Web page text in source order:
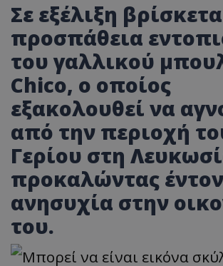
Σε εξέλιξη
προσπάθεια
του γαλλικού
Chico, ο οποίος
εξακολουθεί να
από την περιοχή
Γερίου στη
προκαλώντας
ανησυχία στην
του.